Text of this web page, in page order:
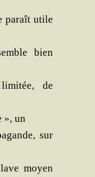
paraît utile
bien
de
», un
sur
moyen